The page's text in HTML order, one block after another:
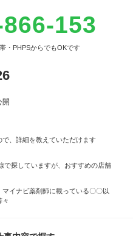
153
・PHPSからでもOKです
開
で、詳細を教えていただけます
で探していますが、おすすめの店舗
マイナビ薬剤師に載っている〇〇以
々